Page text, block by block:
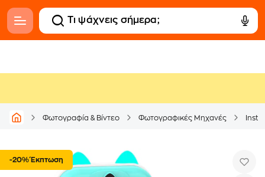
Φωτογραφία & Βίντεο Φωτογραφικές Μηχανές
-20% Έκπτωση